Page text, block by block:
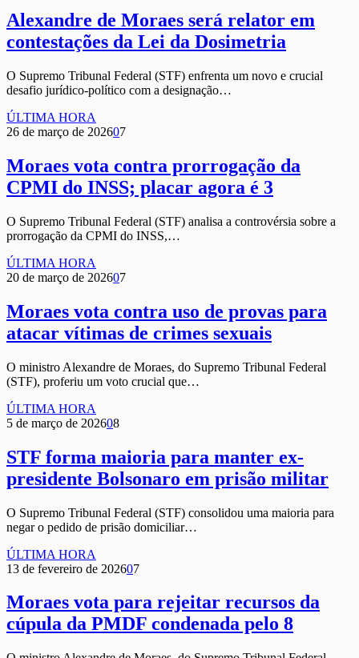
Alexandre de Moraes será relator em
contestações da Lei da Dosimetria
O Supremo Tribunal Federal (STF) enfrenta um novo e crucial
desafio jurídico-político com a designação…
ÚLTIMA HORA
26 de março de 202607
Moraes vota contra prorrogação da
CPMI do INSS; placar agora é 3
O Supremo Tribunal Federal (STF) analisa a controvérsia sobre a
prorrogação da CPMI do INSS,…
ÚLTIMA HORA
20 de março de 202607
Moraes vota contra uso de provas para
atacar vítimas de crimes sexuais
O ministro Alexandre de Moraes, do Supremo Tribunal Federal
(STF), proferiu um voto crucial que…
ÚLTIMA HORA
5 de março de 202608
STF forma maioria para manter ex-
presidente Bolsonaro em prisão militar
O Supremo Tribunal Federal (STF) consolidou uma maioria para
negar o pedido de prisão domiciliar…
ÚLTIMA HORA
13 de fevereiro de 202607
Moraes vota para rejeitar recursos da
cúpula da PMDF condenada pelo 8